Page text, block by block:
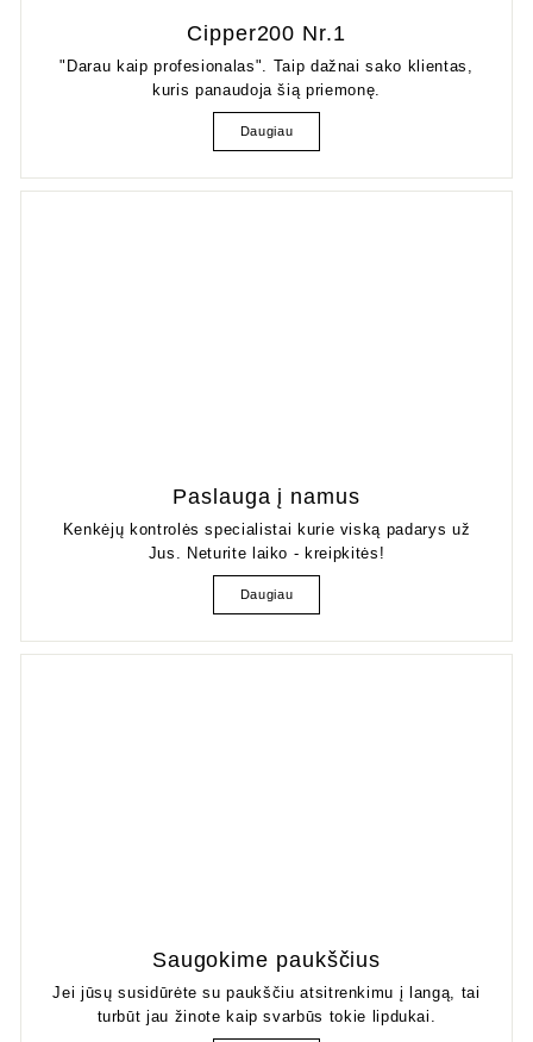
Cipper200 Nr.1
"Darau kaip profesionalas". Taip dažnai sako klientas,
kuris panaudoja šią priemonę.
Daugiau
Paslauga į namus
Kenkėjų kontrolės specialistai kurie viską padarys už
Jus. Neturite laiko - kreipkitės!
Daugiau
Saugokime paukščius
Jei jūsų susidūrėte su paukščiu atsitrenkimu į langą, tai
turbūt jau žinote kaip svarbūs tokie lipdukai.